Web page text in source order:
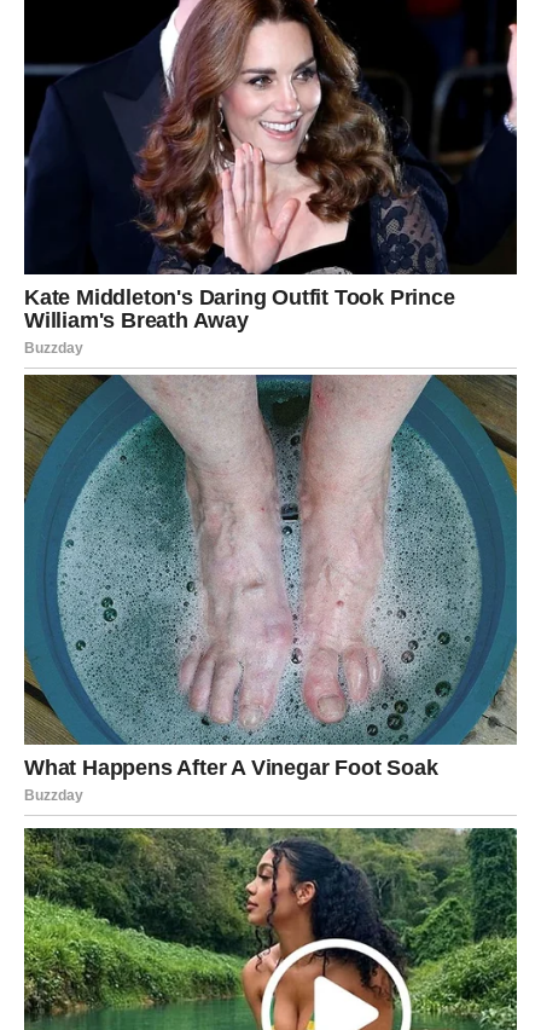
samo most između drugih.
Emocionalno oslobađanje:
Prestaješ da nosiš tuđe odluke
Vaga je često nosila teret tuđih odluka, pokušavajući da
razume, opravda i ublaži tuđe postupke. Prošlost te je
naučila koliko to može biti iscrpljujuće i nepravedno
prema sebi.
Sada shvataš:
svako mora nositi posledice svojih izbora.
Ti više ne spašavaš situacije koje nisi stvorio. Ne
izravnavaš odnose u kojima nisi uzrok problema. To
oslobađanje donosi mir i jasnoću kakvu dugo nisi imao.